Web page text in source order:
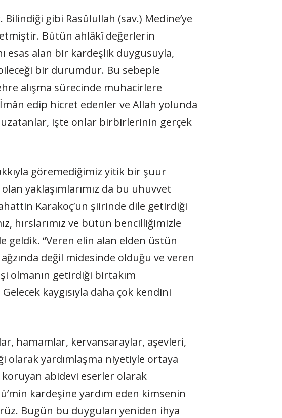
gibi Rasûlullah (sav.) Medine’ye
Bütün ahlâkî değerlerin
esas alan bir kardeşlik duygusuyla,
bir durumdur. Bu sebeple
alışma sürecinde muhacirlere
edip hicret edenler ve Allah yolunda
uzatanlar, işte onlar birbirlerinin gerçek
göremediğimiz yitik bir şuur
yaklaşımlarımız da bu uhuvvet
Karakoç’un şiirinde dile getirdiği
hırslarımız ve bütün bencilliğimizle
geldik. “Veren elin alan elden üstün
değil midesinde olduğu ve veren
olmanın getirdiği birtakım
kaygısıyla daha çok kendini
hamamlar, kervansaraylar, aşevleri,
yardımlaşma niyetiyle ortaya
abidevi eserler olarak
kardeşine yardım eden kimsenin
Bugün bu duyguları yeniden ihya